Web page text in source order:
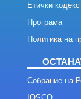
Етички кодекс
Програма
Политика на
Собрание на